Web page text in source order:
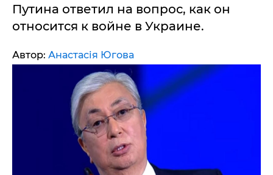
Путина ответил на вопрос, как он
относится к войне в Украине.
Автор: Анастасія Югова